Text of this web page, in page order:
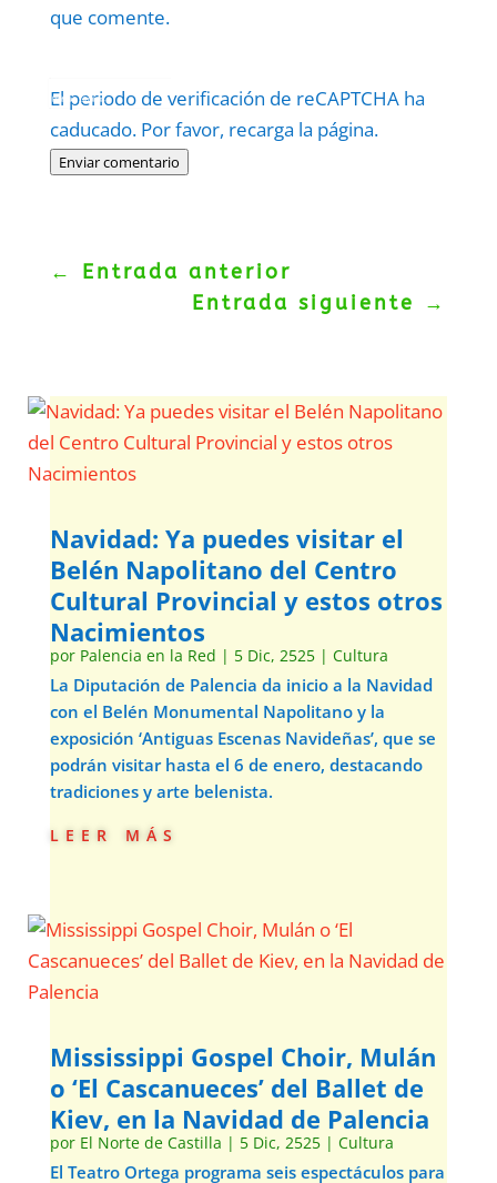
que comente.
El periodo de verificación de reCAPTCHA ha
caducado. Por favor, recarga la página.
Enviar comentario
Politica–Términos.
← Entrada anterior
Entrada siguiente
→
Navidad: Ya puedes visitar el
Belén Napolitano del Centro
Cultural Provincial y estos otros
Nacimientos
por Palencia en la Red | 5 Dic, 2525| Cultura
La Diputación de Palencia da inicio a la Navidad
con el Belén Monumental Napolitano y la
exposición ‘Antiguas Escenas Navideñas’, que se
podrán visitar hasta el 6 de enero, destacando
tradiciones y arte belenista.
leer más
Mississippi Gospel Choir, Mulán
o ‘El Cascanueces’ del Ballet de
Kiev, en la Navidad de Palencia
por El Norte de Castilla | 5 Dic, 2525| Cultura
El Teatro Ortega programa seis espectáculos para